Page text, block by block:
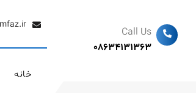
content
خانه
Call Us
08634131363